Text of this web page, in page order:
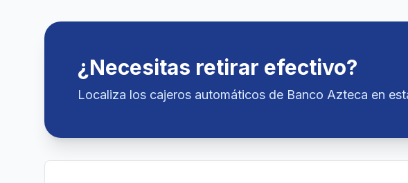
¿Necesitas retirar efectivo?
Localiza los cajeros automáticos de Banco Azteca en